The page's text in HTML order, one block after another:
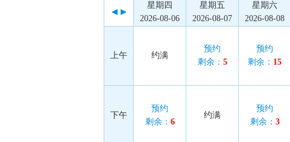
星期四
2026-08-06
星期五
2026-08-07
星期六
2026-08-08
上午 约满
预约
剩余： 5
预约
剩余： 15
下午
预约
剩余： 6
约满
预约
剩余： 3